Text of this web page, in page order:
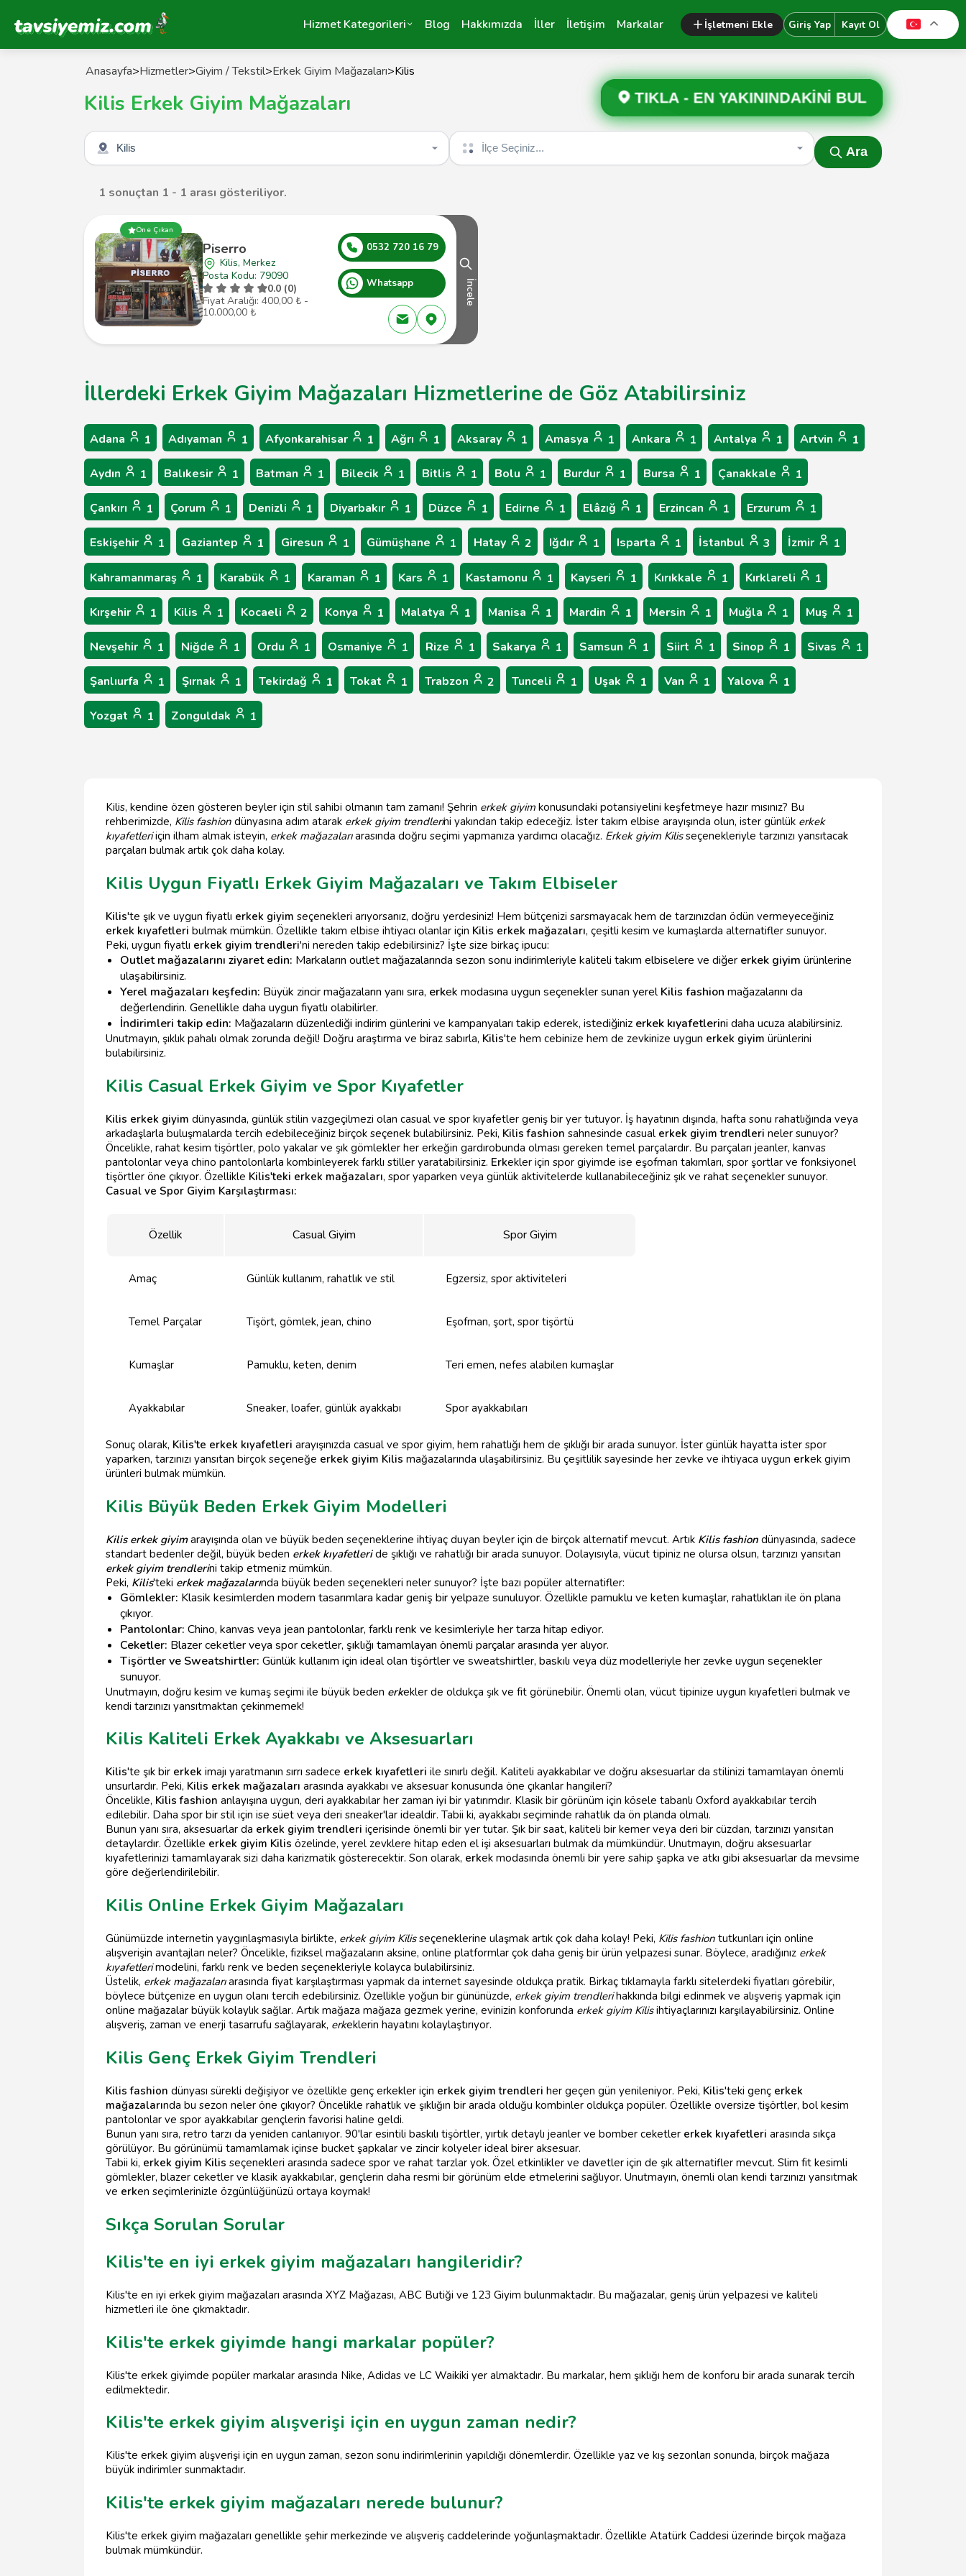
Tavsiyemiz Anasayfa Hizmet Kategorileri Blog Hakkımızda İller İletişim Markalar İşletmeni Ekle Giriş Yap Kayıt Ol
Anasayfa>Hizmetler>Giyim / Tekstil>Erkek Giyim Mağazaları>Kilis
Kilis Erkek Giyim Mağazaları TIKLA - EN YAKININDAKİNİ BUL
Şehir seçin İlçe seçin
Ara
1 sonuçtan 1 - 1 arası gösteriliyor.
Öne Çıkan
Piserro
Kilis, Merkez
Posta Kodu: 79090
0.0 (0)
Fiyat Aralığı: 400,00 ₺ -
10.000,00 ₺
0532 720 16 79
Whatsapp İncele
İllerdeki Erkek Giyim Mağazaları Hizmetlerine de Göz Atabilirsiniz
Adana 1 Adıyaman 1 Afyonkarahisar 1 Ağrı 1 Aksaray 1 Amasya 1 Ankara 1 Antalya 1 Artvin 1
Aydın 1 Balıkesir 1 Batman 1 Bilecik 1 Bitlis 1 Bolu 1 Burdur 1 Bursa 1 Çanakkale 1
Çankırı 1 Çorum 1 Denizli 1 Diyarbakır 1 Düzce 1 Edirne 1 Elâzığ 1 Erzincan 1 Erzurum 1
Eskişehir 1 Gaziantep 1 Giresun 1 Gümüşhane 1 Hatay 2 Iğdır 1 Isparta 1 İstanbul 3 İzmir 1
Kahramanmaraş 1 Karabük 1 Karaman 1 Kars 1 Kastamonu 1 Kayseri 1 Kırıkkale 1 Kırklareli 1
Kırşehir 1 Kilis 1 Kocaeli 2 Konya 1 Malatya 1 Manisa 1 Mardin 1 Mersin 1 Muğla 1 Muş 1
Nevşehir 1 Niğde 1 Ordu 1 Osmaniye 1 Rize 1 Sakarya 1 Samsun 1 Siirt 1 Sinop 1 Sivas 1
Şanlıurfa 1 Şırnak 1 Tekirdağ 1 Tokat 1 Trabzon 2 Tunceli 1 Uşak 1 Van 1 Yalova 1
Yozgat 1 Zonguldak 1
Kilis, kendine özen gösteren beyler için stil sahibi olmanın tam zamanı! Şehrin erkek giyim konusundaki potansiyelini keşfetmeye hazır mısınız? Bu
rehberimizde, Kilis fashion dünyasına adım atarak erkek giyim trendlerini yakından takip edeceğiz. İster takım elbise arayışında olun, ister günlük erkek
kıyafetleriiçin ilham almak isteyin, erkek mağazalarıarasında doğru seçimi yapmanıza yardımcı olacağız. Erkek giyim Kilisseçenekleriyle tarzınızı yansıtacak
parçaları bulmak artık çok daha kolay.
Kilis Uygun Fiyatlı Erkek Giyim Mağazaları ve Takım Elbiseler
Kilis'te şık ve uygun fiyatlı erkek giyim seçenekleri arıyorsanız, doğru yerdesiniz! Hem bütçenizi sarsmayacak hem de tarzınızdan ödün vermeyeceğiniz
erkek kıyafetleri bulmak mümkün. Özellikle takım elbise ihtiyacı olanlar için Kilis erkek mağazaları, çeşitli kesim ve kumaşlarda alternatifler sunuyor.
Peki, uygun fiyatlı erkek giyim trendleri'ni nereden takip edebilirsiniz? İşte size birkaç ipucu:
Outlet mağazalarını ziyaret edin: Markaların outlet mağazalarında sezon sonu indirimleriyle kaliteli takım elbiselere ve diğer erkek giyim ürünlerine
ulaşabilirsiniz.
Yerel mağazaları keşfedin: Büyük zincir mağazaların yanı sıra, erkek modasına uygun seçenekler sunan yerelKilis fashion mağazalarını da
değerlendirin. Genellikle daha uygun fiyatlı olabilirler.
İndirimleri takip edin: Mağazaların düzenlediği indirim günlerini ve kampanyaları takip ederek, istediğiniz erkek kıyafetlerini daha ucuza alabilirsiniz.
Unutmayın, şıklık pahalı olmak zorunda değil! Doğru araştırma ve biraz sabırla, Kilis'te hem cebinize hem de zevkinize uygun erkek giyim ürünlerini
bulabilirsiniz.
Kilis Casual Erkek Giyim ve Spor Kıyafetler
Kilis erkek giyim dünyasında, günlük stilin vazgeçilmezi olan casual ve spor kıyafetler geniş bir yer tutuyor. İş hayatının dışında, hafta sonu rahatlığında veya
arkadaşlarla buluşmalarda tercih edebileceğiniz birçok seçenek bulabilirsiniz. Peki, Kilis fashion sahnesinde casual erkek giyim trendleri neler sunuyor?
Öncelikle, rahat kesim tişörtler, polo yakalar ve şık gömlekler her erkeğin gardırobunda olması gereken temel parçalardır. Bu parçaları jeanler, kanvas
pantolonlar veya chino pantolonlarla kombinleyerek farklı stiller yaratabilirsiniz. Erkekler için spor giyimde ise eşofman takımları, spor şortlar ve fonksiyonel
tişörtler öne çıkıyor. Özellikle Kilis'teki erkek mağazaları, spor yaparken veya günlük aktivitelerde kullanabileceğiniz şık ve rahat seçenekler sunuyor.
Casual ve Spor Giyim Karşılaştırması:
Özellik Casual Giyim Spor Giyim
Amaç Günlük kullanım, rahatlık ve stil Egzersiz, spor aktiviteleri
Temel Parçalar Tişört, gömlek, jean, chino Eşofman, şort, spor tişörtü
Kumaşlar Pamuklu, keten, denim Teri emen, nefes alabilen kumaşlar
Ayakkabılar Sneaker, loafer, günlük ayakkabı Spor ayakkabıları
Sonuç olarak, Kilis'te erkek kıyafetleri arayışınızda casual ve spor giyim, hem rahatlığı hem de şıklığı bir arada sunuyor. İster günlük hayatta ister spor
yaparken, tarzınızı yansıtan birçok seçeneğe erkek giyim Kilis mağazalarında ulaşabilirsiniz. Bu çeşitlilik sayesinde her zevke ve ihtiyaca uygun erkek giyim
ürünleri bulmak mümkün.
Kilis Büyük Beden Erkek Giyim Modelleri
Kilis erkek giyimarayışında olan ve büyük beden seçeneklerine ihtiyaç duyan beyler için de birçok alternatif mevcut. Artık Kilis fashion dünyasında, sadece
standart bedenler değil, büyük beden erkek kıyafetleride şıklığı ve rahatlığı bir arada sunuyor. Dolayısıyla, vücut tipiniz ne olursa olsun, tarzınızı yansıtan
erkek giyim trendlerini takip etmeniz mümkün.
Peki, Kilis'teki erkek mağazalarında büyük beden seçenekleri neler sunuyor? İşte bazı popüler alternatifler:
Gömlekler: Klasik kesimlerden modern tasarımlara kadar geniş bir yelpaze sunuluyor. Özellikle pamuklu ve keten kumaşlar, rahatlıkları ile ön plana
çıkıyor.
Pantolonlar: Chino, kanvas veya jean pantolonlar, farklı renk ve kesimleriyle her tarza hitap ediyor.
Ceketler: Blazer ceketler veya spor ceketler, şıklığı tamamlayan önemli parçalar arasında yer alıyor.
Tişörtler ve Sweatshirtler: Günlük kullanım için ideal olan tişörtler ve sweatshirtler, baskılı veya düz modelleriyle her zevke uygun seçenekler
sunuyor.
Unutmayın, doğru kesim ve kumaş seçimi ile büyük beden erkekler de oldukça şık ve fit görünebilir. Önemli olan, vücut tipinize uygun kıyafetleri bulmak ve
kendi tarzınızı yansıtmaktan çekinmemek!
Kilis Kaliteli Erkek Ayakkabı ve Aksesuarları
Kilis'te şık bir erkek imajı yaratmanın sırrı sadece erkek kıyafetleri ile sınırlı değil. Kaliteli ayakkabılar ve doğru aksesuarlar da stilinizi tamamlayan önemli
unsurlardır. Peki, Kilis erkek mağazaları arasında ayakkabı ve aksesuar konusunda öne çıkanlar hangileri?
Öncelikle, Kilis fashion anlayışına uygun, deri ayakkabılar her zaman iyi bir yatırımdır. Klasik bir görünüm için kösele tabanlı Oxford ayakkabılar tercih
edilebilir. Daha spor bir stil için ise süet veya deri sneaker'lar idealdir. Tabii ki, ayakkabı seçiminde rahatlık da ön planda olmalı.
Bunun yanı sıra, aksesuarlar da erkek giyim trendleri içerisinde önemli bir yer tutar. Şık bir saat, kaliteli bir kemer veya deri bir cüzdan, tarzınızı yansıtan
detaylardır. Özellikle erkek giyim Kilis özelinde, yerel zevklere hitap eden el işi aksesuarları bulmak da mümkündür. Unutmayın, doğru aksesuarlar
kıyafetlerinizi tamamlayarak sizi daha karizmatik gösterecektir. Son olarak, erkek modasında önemli bir yere sahip şapka ve atkı gibi aksesuarlar da mevsime
göre değerlendirilebilir.
Kilis Online Erkek Giyim Mağazaları
Günümüzde internetin yaygınlaşmasıyla birlikte, erkek giyim Kilisseçeneklerine ulaşmak artık çok daha kolay! Peki, Kilis fashion tutkunları için online
alışverişin avantajları neler? Öncelikle, fiziksel mağazaların aksine, online platformlar çok daha geniş bir ürün yelpazesi sunar. Böylece, aradığınız erkek
kıyafetlerimodelini, farklı renk ve beden seçenekleriyle kolayca bulabilirsiniz.
Üstelik, erkek mağazalarıarasında fiyat karşılaştırması yapmak da internet sayesinde oldukça pratik. Birkaç tıklamayla farklı sitelerdeki fiyatları görebilir,
böylece bütçenize en uygun olanı tercih edebilirsiniz. Özellikle yoğun bir gününüzde, erkek giyim trendlerihakkında bilgi edinmek ve alışveriş yapmak için
online mağazalar büyük kolaylık sağlar. Artık mağaza mağaza gezmek yerine, evinizin konforunda erkek giyim Kilisihtiyaçlarınızı karşılayabilirsiniz. Online
alışveriş, zaman ve enerji tasarrufu sağlayarak, erkeklerin hayatını kolaylaştırıyor.
Kilis Genç Erkek Giyim Trendleri
Kilis fashion dünyası sürekli değişiyor ve özellikle genç erkekler için erkek giyim trendleri her geçen gün yenileniyor. Peki, Kilis'teki genç erkek
mağazalarında bu sezon neler öne çıkıyor? Öncelikle rahatlık ve şıklığın bir arada olduğu kombinler oldukça popüler. Özellikle oversize tişörtler, bol kesim
pantolonlar ve spor ayakkabılar gençlerin favorisi haline geldi.
Bunun yanı sıra, retro tarzı da yeniden canlanıyor. 90'lar esintili baskılı tişörtler, yırtık detaylı jeanler ve bomber ceketler erkek kıyafetleri arasında sıkça
görülüyor. Bu görünümü tamamlamak içinse bucket şapkalar ve zincir kolyeler ideal birer aksesuar.
Tabii ki, erkek giyim Kilis seçenekleri arasında sadece spor ve rahat tarzlar yok. Özel etkinlikler ve davetler için de şık alternatifler mevcut. Slim fit kesimli
gömlekler, blazer ceketler ve klasik ayakkabılar, gençlerin daha resmi bir görünüm elde etmelerini sağlıyor. Unutmayın, önemli olan kendi tarzınızı yansıtmak
ve erken seçimlerinizle özgünlüğünüzü ortaya koymak!
Sıkça Sorulan Sorular
Kilis'te en iyi erkek giyim mağazaları hangileridir?
Kilis'te en iyi erkek giyim mağazaları arasında XYZ Mağazası, ABC Butiği ve 123 Giyim bulunmaktadır. Bu mağazalar, geniş ürün yelpazesi ve kaliteli
hizmetleri ile öne çıkmaktadır.
Kilis'te erkek giyimde hangi markalar popüler?
Kilis'te erkek giyimde popüler markalar arasında Nike, Adidas ve LC Waikiki yer almaktadır. Bu markalar, hem şıklığı hem de konforu bir arada sunarak tercih
edilmektedir.
Kilis'te erkek giyim alışverişi için en uygun zaman nedir?
Kilis'te erkek giyim alışverişi için en uygun zaman, sezon sonu indirimlerinin yapıldığı dönemlerdir. Özellikle yaz ve kış sezonları sonunda, birçok mağaza
büyük indirimler sunmaktadır.
Kilis'te erkek giyim mağazaları nerede bulunur?
Kilis'te erkek giyim mağazaları genellikle şehir merkezinde ve alışveriş caddelerinde yoğunlaşmaktadır. Özellikle Atatürk Caddesi üzerinde birçok mağaza
bulmak mümkündür.